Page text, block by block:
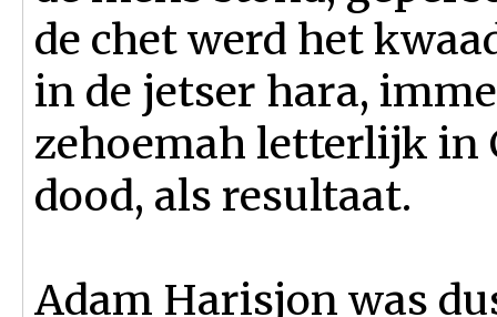
de chet werd het
in de jetser hara,
zehoemah letterlijk in
dood, als resultaat.
Adam Harisjon was